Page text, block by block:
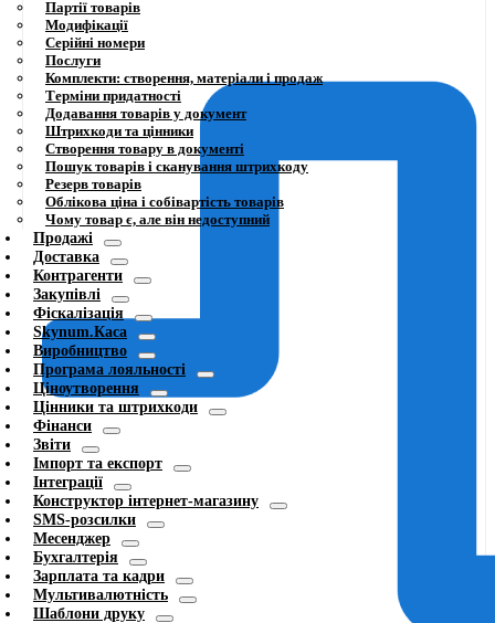
Партії товарів
Модифікації
Серійні номери
Послуги
Комплекти: створення, матеріали і продаж
Терміни придатності
Додавання товарів у документ
Штрихкоди та цінники
Створення товару в документі
Пошук товарів і сканування штрихкоду
Резерв товарів
Облікова ціна і собівартість товарів
Чому товар є, але він недоступний
Продажі
Доставка
Контрагенти
Закупівлі
Фіскалізація
Skynum.Каса
Виробництво
Програма лояльності
Ціноутворення
Цінники та штрихкоди
Фінанси
Звіти
Імпорт та експорт
Інтеграції
Конструктор інтернет-магазину
SMS-розсилки
Месенджер
Бухгалтерія
Зарплата та кадри
Мультивалютність
Шаблони друку